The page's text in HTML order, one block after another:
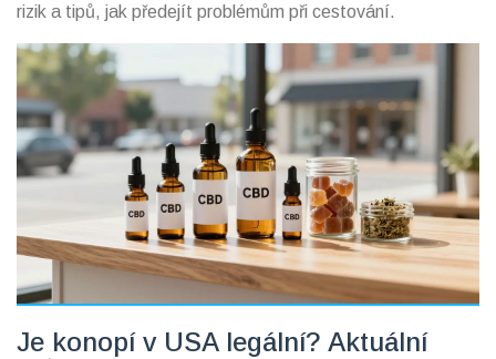
rizik a tipů, jak předejít problémům při cestování.
Je konopí v USA legální? Aktuální